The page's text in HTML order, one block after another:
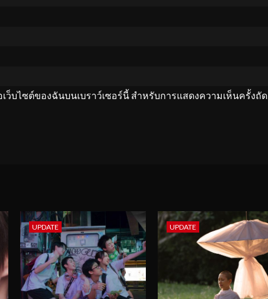
ว็บไซต์ของฉันบนเบราว์เซอร์นี้ สำหรับการแสดงความเห็นครั้งถัด
UPDATE UPDATE